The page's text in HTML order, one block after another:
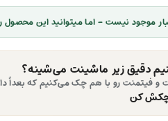
موجود نیست - اما میتوانید این محصول
دقیق زیر ماشینت می‌شینه؟
چکش کن